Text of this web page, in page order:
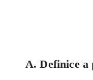
A. Definice a